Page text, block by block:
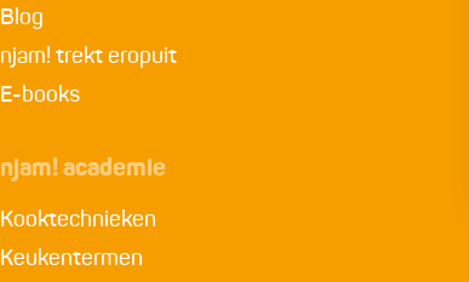
Blog
njam! trekt eropuit
E-books
njam! academie
Kooktechnieken
Keukentermen